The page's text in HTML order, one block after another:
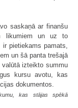
saskaņā ar finanšu
likumiem un uz to
pietiekams pamats,
un šā panta trešajā
izteikto summu
kursu avotu, kas
dokumentos.
kas stājas spēkā